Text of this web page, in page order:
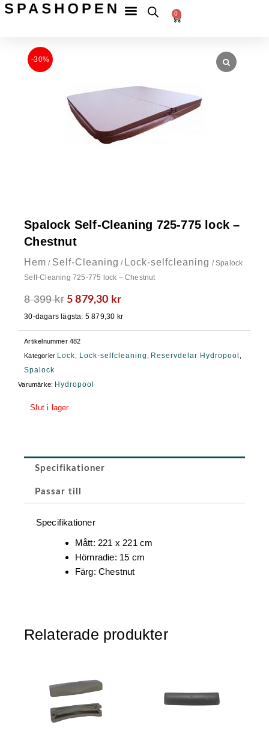
Hoppa
till
Betala
Fri
frakt
till
0
Varukorg
-30%
Spalock Self-Cleaning 725-775 lock –
Chestnut
Hem / Self-Cleaning / Lock-selfcleaning / Spalock
Self-Cleaning 725-775 lock – Chestnut
8 399kr Det
ursprungliga
var:
8
5 879,30 krDet
nuvarande
5
30-dagars lägsta: 5 879,30 kr
Artikelnummer482
Kategorier Lock Lock-selfcleaning Reservdelar Hydropool
Spalock
Varumärke: Hydropool
Slut i lager
Specifikationer
Passar till
Specifikationer
Mått: 221 x 221 cm
Hörnradie: 15 cm
Färg: Chestnut
Relaterade produkter